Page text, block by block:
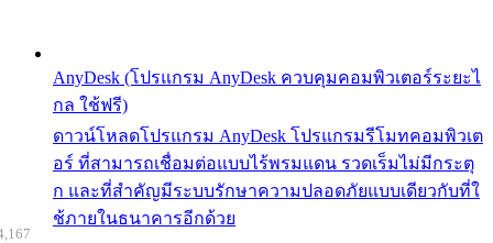
AnyDesk (โปรแกรม AnyDesk ควบคุมคอมพิวเตอร์ระยะไ
กล ใช้ฟรี)
ดาวน์โหลดโปรแกรม AnyDesk โปรแกรมรีโมทคอมพิวเต
อร์ ที่สามารถเชื่อมต่อแบบไร้พรมแดน รวดเร็มไม่มีกระตุ
ก และที่สำคัญมีระบบรักษาความปลอดภัยแบบเดียวกับที่ใ
ช้ภายในธนาคารอีกด้วย